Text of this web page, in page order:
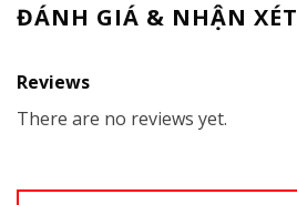
ĐÁNH GIÁ & NHẬN XÉT
Reviews
There are no reviews yet.